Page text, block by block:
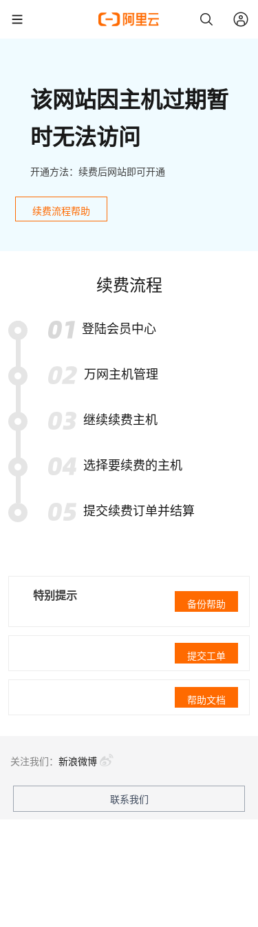
该网站因主机过期暂
时无法访问
开通方法：续费后网站即可开通
续费流程帮助
续费流程
登陆会员中心
万网主机管理
继续续费主机
选择要续费的主机
提交续费订单并结算
特别提示
备份帮助
提交工单
帮助文档